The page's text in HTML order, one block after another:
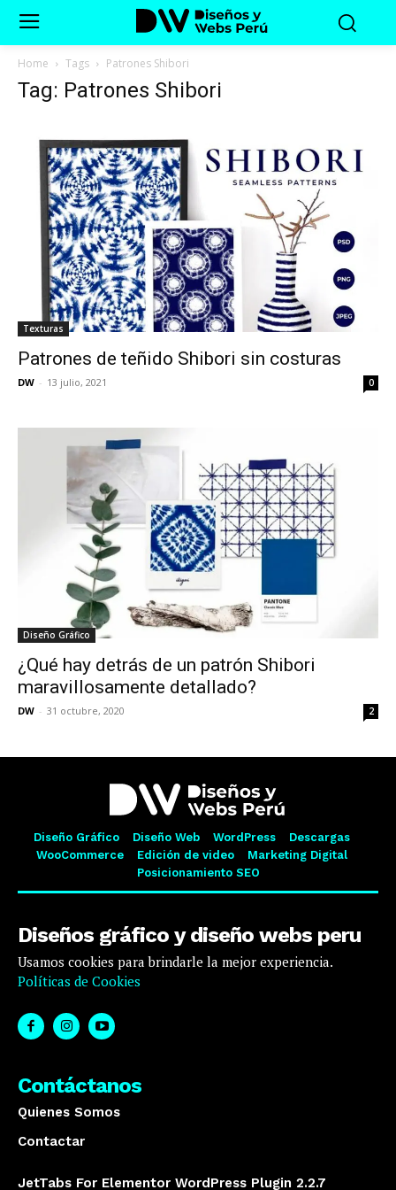
Home Tags Patrones Shibori
Tag: Patrones Shibori
Texturas
Patrones de teñido Shibori sin costuras
DW - 13 julio, 2021 0
Diseño Gráfico
¿Qué hay detrás de un patrón Shibori
maravillosamente detallado?
DW - 31 octubre, 2020 2
Diseño Gráfico Diseño Web WordPress
Descargas
WooCommerce
Edición de video
Marketing Digital
Posicionamiento SEO
Diseños gráfico y diseño webs peru
Usamos cookies para brindarle la mejor experiencia.
Políticas de Cookies
Contáctanos
Quienes Somos
Contactar
JetTabs For Elementor WordPress Plugin 2.2.7